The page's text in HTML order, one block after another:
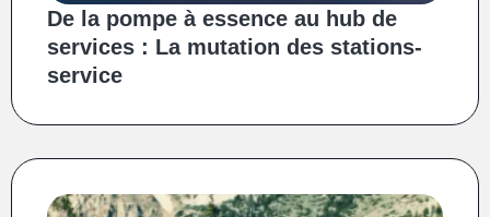
De la pompe à essence au hub de
services : La mutation des stations-
service